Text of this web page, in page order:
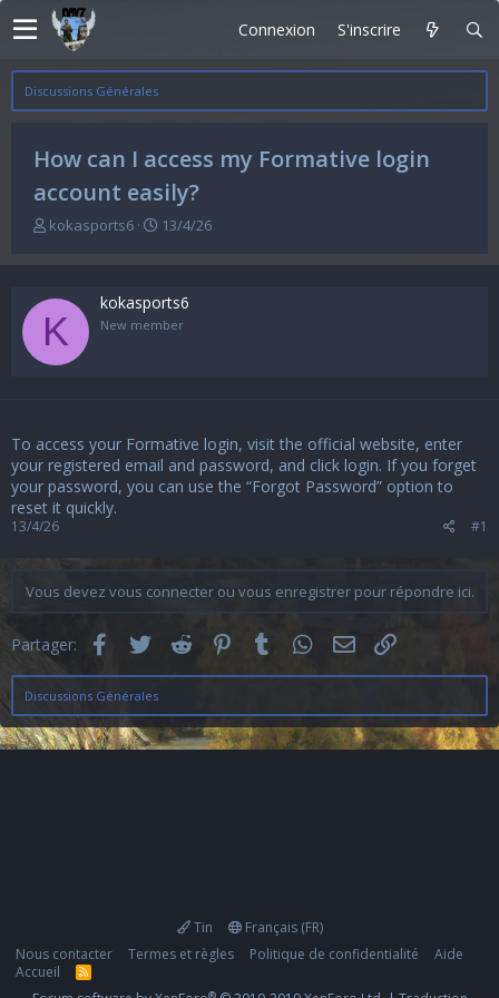
Connexion S'inscrire
Discussions Générales
How can I access my Formative login
account easily?
A
t
u
r
d
e
i
s
c
u
s
i
kokasports6
D
t
d
e
13/4/26
K
kokasports6
New member
To access your Formative login, visit the official website, enter
your registered email and password, and click login. If you forget
your password, you can use the “Forgot Password” option to
reset it quickly.
13/4/26 #1
Vous devez vous connecter ou vous enregistrer pour répondre ici.
Partager: Facebook
TwitterReddit PinterestTumblr WhatsApp
EmailLien
Discussions Générales
Tin
Français (FR)
Nous contacter
Termes et règles Politique de confidentialité
Aide
Accueil
R
S
®